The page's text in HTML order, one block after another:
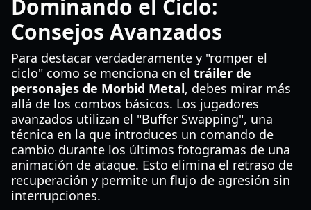
Dominando el Ciclo:
Consejos Avanzados
Para destacar verdaderamente y "romper el
ciclo" como se menciona en el tráiler de
personajes de Morbid Metal, debes mirar más
allá de los combos básicos. Los jugadores
avanzados utilizan el "Buffer Swapping", una
técnica en la que introduces un comando de
cambio durante los últimos fotogramas de una
animación de ataque. Esto elimina el retraso de
recuperación y permite un flujo de agresión sin
interrupciones.